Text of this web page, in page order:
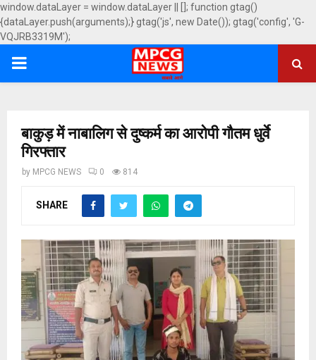
window.dataLayer = window.dataLayer || []; function gtag()
{dataLayer.push(arguments);} gtag('js', new Date()); gtag('config', 'G-
VQJRB3319M');
PRIMARY
बाकुड़ में नाबालिग से दुष्कर्म का आरोपी गौतम धुर्वे
गिरफ्तार
by MPCG NEWS 0 814
SHARE